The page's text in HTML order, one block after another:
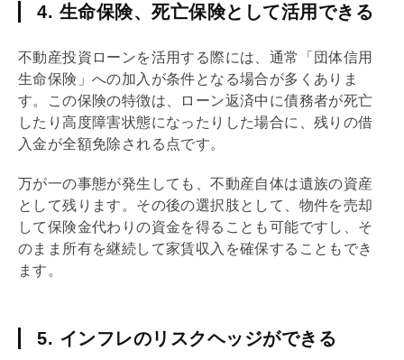
4. 生命保険、死亡保険として活用できる
不動産投資ローンを活用する際には、通常「 団体信用
生命保険 」への加入が条件となる場合が多くありま
す。この保険の特徴は、ローン返済中に債務者が死亡
したり高度障害状態になったりした場合に、残りの借
入金が全額免除される点です。
万が一の事態が発生しても、不動産自体は遺族の資産
として残ります。その後の選択肢として、物件を売却
して保険金代わりの資金を得ることも可能ですし、そ
のまま所有を継続して家賃収入を確保することもでき
ます。
5. インフレのリスクヘッジができる